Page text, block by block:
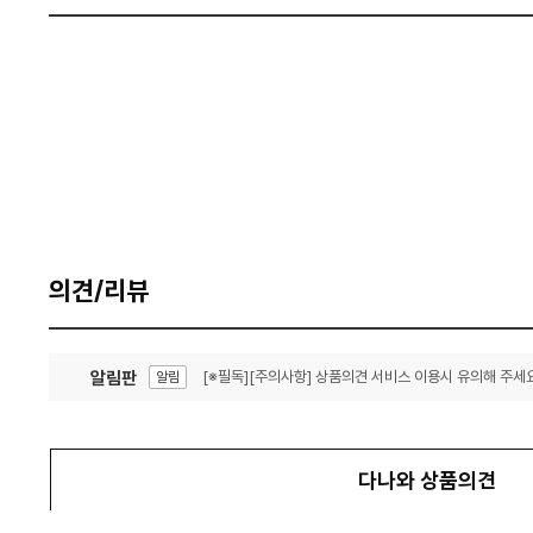
의견/리뷰
알림판 알림 [※필독][주의사항] 상품의견 서비스 이용시 유의해 주세
다나와 상품의견